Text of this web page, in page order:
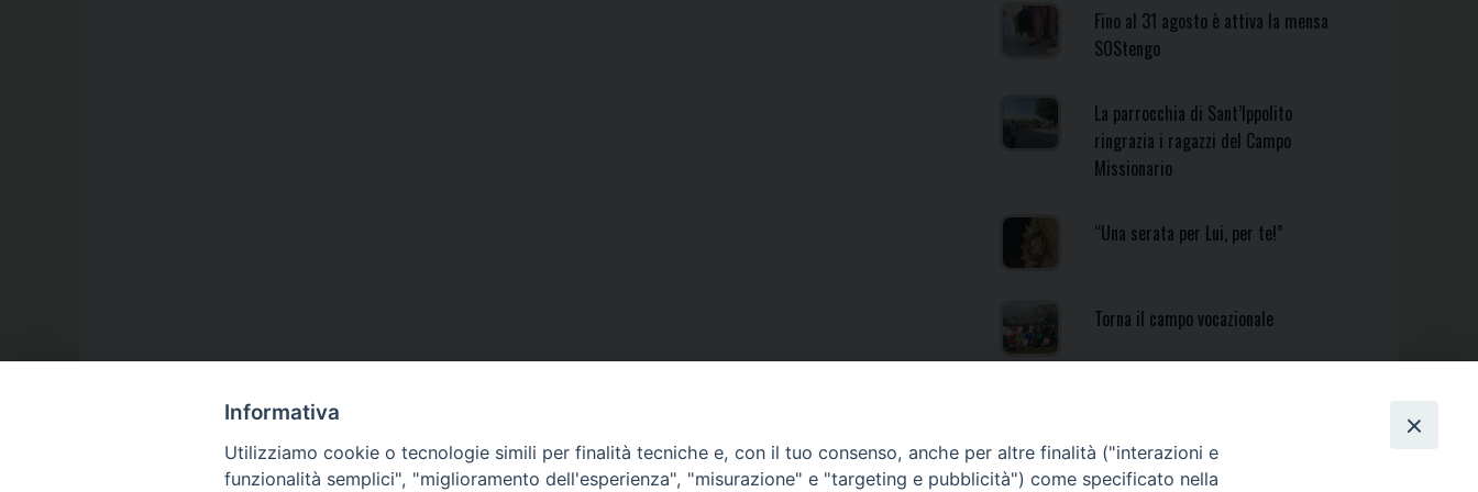
Fino al 31 agosto è attiva la mensa
SOStengo
La parrocchia di Sant’Ippolito
ringrazia i ragazzi del Campo
Missionario
“Una serata per Lui, per te!”
Torna il campo vocazionale
Informativa
Utilizziamo cookie o tecnologie simili per finalità tecniche e, con il tuo consenso, anche per altre finalità ("interazioni e
funzionalità semplici", "miglioramento dell'esperienza", "misurazione" e "targeting e pubblicità") come specificato nella